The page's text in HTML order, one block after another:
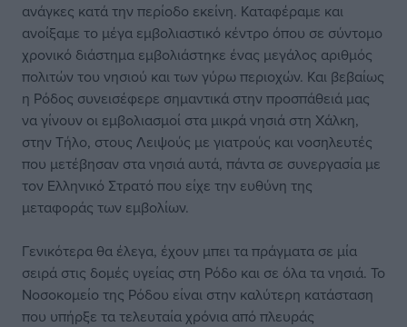
ανάγκες κατά την περίοδο εκείνη. Καταφέραμε και
ανοίξαμε το μέγα εμβολιαστικό κέντρο όπου σε σύντομο
χρονικό διάστημα εμβολιάστηκε ένας μεγάλος αριθμός
πολιτών του νησιού και των γύρω περιοχών. Και βεβαίως
η Ρόδος συνεισέφερε σημαντικά στην προσπάθειά μας
να γίνουν οι εμβολιασμοί στα μικρά νησιά στη Χάλκη,
στην Τήλο, στους Λειψούς με γιατρούς και νοσηλευτές
που μετέβησαν στα νησιά αυτά, πάντα σε συνεργασία με
τον Ελληνικό Στρατό που είχε την ευθύνη της
μεταφοράς των εμβολίων.
Γενικότερα θα έλεγα, έχουν μπει τα πράγματα σε μία
σειρά στις δομές υγείας στη Ρόδο και σε όλα τα νησιά. Το
Νοσοκομείο της Ρόδου είναι στην καλύτερη κατάσταση
που υπήρξε τα τελευταία χρόνια από πλευράς